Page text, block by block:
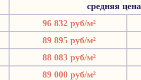
средняя цена
96 832 руб/м²
89 895 руб/м²
88 083 руб/м²
89 000 руб/м²